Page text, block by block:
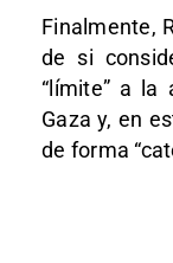
Finalmente,
de si
“límite” a la
Gaza y, en
de forma